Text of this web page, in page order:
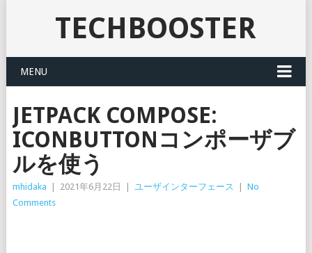
TECHBOOSTER
MENU
JETPACK COMPOSE:
ICONBUTTONコンポーザブ
ルを使う
mhidaka 2021年6月22日 ユーザインターフェース
No
Comments